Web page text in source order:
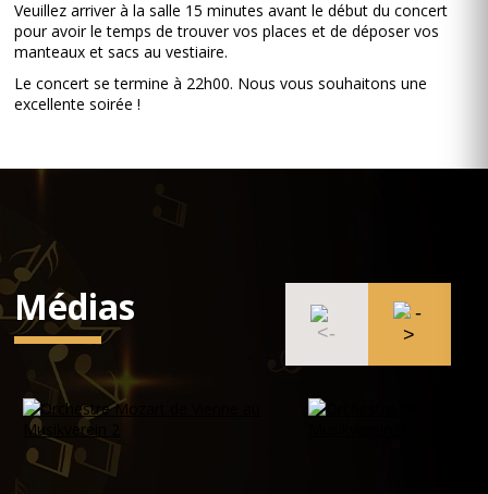
Veuillez arriver à la salle 15 minutes avant le début du concert
pour avoir le temps de trouver vos places et de déposer vos
manteaux et sacs au vestiaire.
Le concert se termine à 22h00. Nous vous souhaitons une
excellente soirée !
Médias